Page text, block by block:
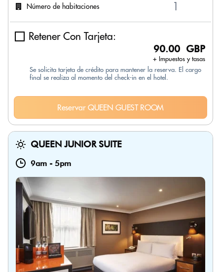
Número de habitaciones
Retener Con Tarjeta:
90.00 GBP
+ Impuestos y tasas
Se solicita tarjeta de crédito para mantener la reserva. El cargo
final se realiza al momento del check-in en el hotel.
Reservar QUEEN GUEST ROOM
QUEEN JUNIOR SUITE
9am - 5pm